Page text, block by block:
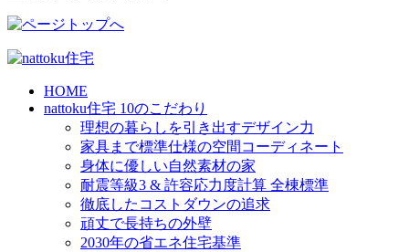
HOME
nattoku住宅 10のこだわり
理想の暮らしを引き出すデザイン力
家具まで標準仕様の空間コーディネート
身体に優しい自然素材の家
耐震等級3 & 許容応力度計算 全棟標準
徹底したコストダウンの追求
頑丈で長持ちの外壁
2030年の省エネ住宅基準